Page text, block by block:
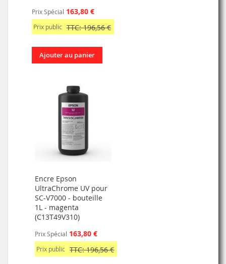
Prix Spécial 163,80 €
Prix public TTC: 196,56 €
Ajouter au panier
Encre Epson
UltraChrome UV pour
SC-V7000 - bouteille
1L - magenta
(C13T49V310)
Prix Spécial 163,80 €
Prix public TTC: 196,56 €